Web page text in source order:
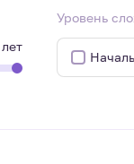
лет
Уровень